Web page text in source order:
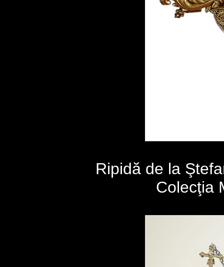
Ripidă de la
Colecţia